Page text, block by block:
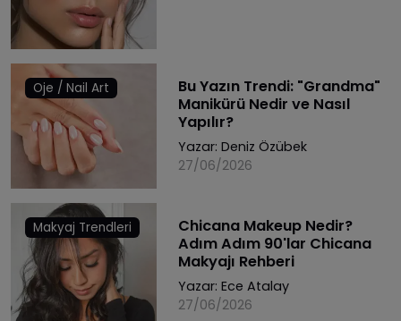
Oje / Nail Art
Bu Yazın Trendi: "Grandma"
Manikürü Nedir ve Nasıl
Yapılır?
Yazar: Deniz Özübek
27/06/2026
Makyaj Trendleri
Chicana Makeup Nedir?
Adım Adım 90'lar Chicana
Makyajı Rehberi
Yazar: Ece Atalay
27/06/2026